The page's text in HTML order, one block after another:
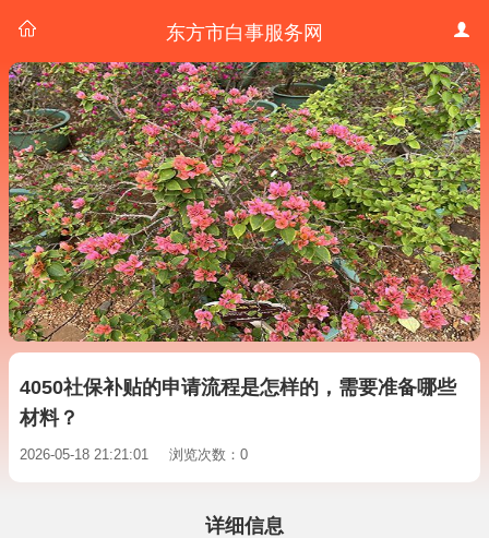
东方市白事服务网
4050社保补贴的申请流程是怎样的，需要准备哪些
材料？
2026-05-18 21:21:01 浏览次数：0
详细信息